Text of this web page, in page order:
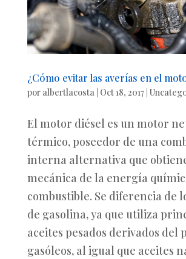
¿Cómo evitar las averías en el
por albertlacosta| Oct 18, 2017|
El motor diésel es un motor
térmico, poseedor de una
interna alternativa que
mecánica de la energía
combustible. Se diferencia de
de gasolina, ya que utiliza
aceites pesados derivados del
gasóleos, al igual que aceites